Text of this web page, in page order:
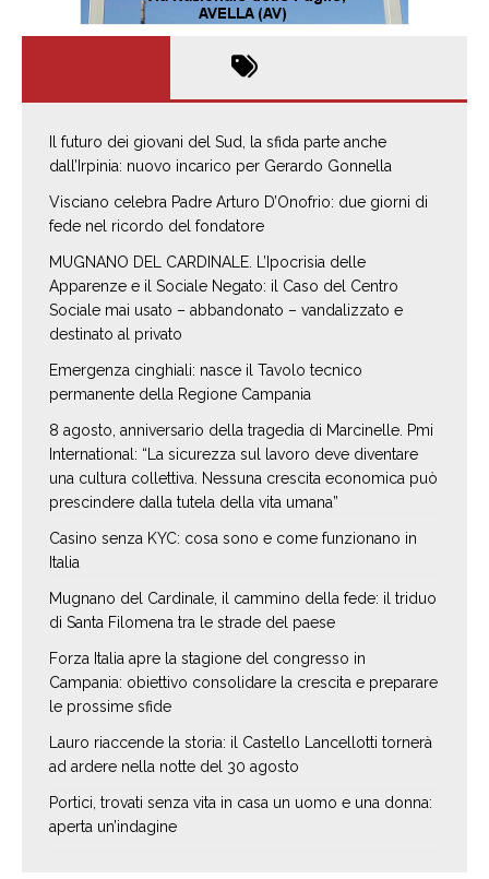
Il futuro dei giovani del Sud, la sfida parte anche
dall’Irpinia: nuovo incarico per Gerardo Gonnella
Visciano celebra Padre Arturo D’Onofrio: due giorni di
fede nel ricordo del fondatore
MUGNANO DEL CARDINALE. L’Ipocrisia delle
Apparenze e il Sociale Negato: il Caso del Centro
Sociale mai usato – abbandonato – vandalizzato e
destinato al privato
Emergenza cinghiali: nasce il Tavolo tecnico
permanente della Regione Campania
8 agosto, anniversario della tragedia di Marcinelle. Pmi
International: “La sicurezza sul lavoro deve diventare
una cultura collettiva. Nessuna crescita economica può
prescindere dalla tutela della vita umana”
Casino senza KYC: cosa sono e come funzionano in
Italia
Mugnano del Cardinale, il cammino della fede: il triduo
di Santa Filomena tra le strade del paese
Forza Italia apre la stagione del congresso in
Campania: obiettivo consolidare la crescita e preparare
le prossime sfide
Lauro riaccende la storia: il Castello Lancellotti tornerà
ad ardere nella notte del 30 agosto
Portici, trovati senza vita in casa un uomo e una donna:
aperta un’indagine